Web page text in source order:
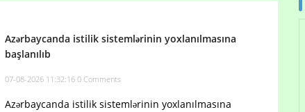
Azərbaycanda istilik sistemlərinin yoxlanılmasına
başlanılıb
07-08-2026 11:32:16 0 Comments
Azərbaycanda istilik sistemlərinin yoxlanılmasına